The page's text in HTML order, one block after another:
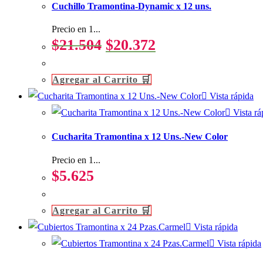
Cuchillo Tramontina-Dynamic x 12 uns.
Precio en 1...
$21.504 El
original
era:
$21.504.
$20.372
es:
$20.372.
Agregar al Carrito 🛒
Vista rápida
Vista
Cucharita Tramontina x 12 Uns.-New Color
Precio en 1...
$5.625
Agregar al Carrito 🛒
Vista rápida
Vista rápida